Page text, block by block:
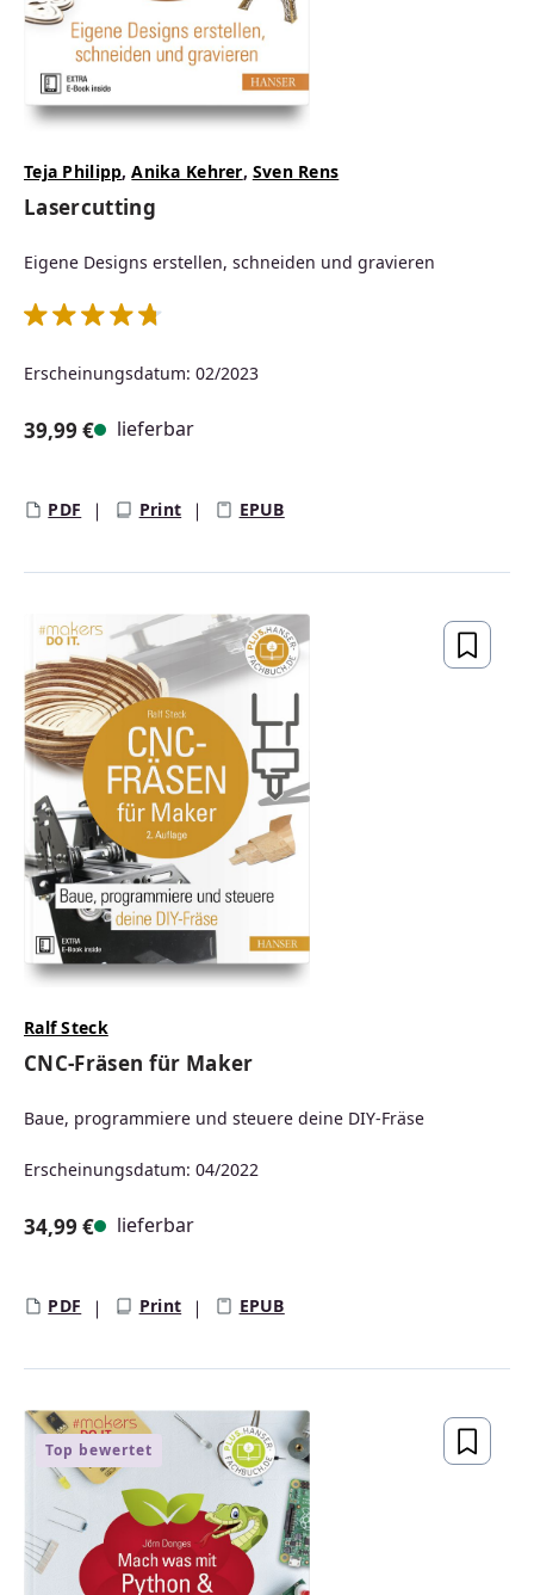
Teja Philipp,Anika Kehrer, Sven Rens
Lasercutting
Eigene Designs erstellen, schneiden und gravieren
Erscheinungsdatum: 02/2023
39,99 € lieferbar
PDF Print EPUB
Ralf Steck
CNC-Fräsen für Maker
Baue, programmiere und steuere deine DIY-Fräse
Erscheinungsdatum: 04/2022
34,99 € lieferbar
PDF Print EPUB
Top bewertet